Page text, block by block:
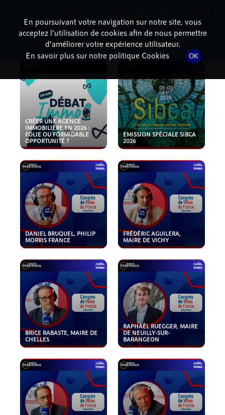
PODCASTS
CRÉER UNE AGENCE
IMMOBILIÈRE EN 2026 :
FOLIE OU FORMIDABLE
OPPORTUNITÉ ?
EMISSION SPÉCIALE SIBCA
2026
DANIEL BRUQUEL, PHILIP
MORRIS FRANCE
FRÉDÉRIC AGUILERA,
MAIRE DE VICHY
BRICE RABASTE, MAIRE DE
CHELLES
RAPHAËL RUEGGER, MAIRE
DE NEUILLY-SUR-
BARANGEON
En poursuivant votre navigation sur notre site, vous
acceptez l’utilisation de cookies afin de nous permettre
d’améliorer votre expérience utilisateur.
En savoir plus sur notre politique Cookies
OK
dessous pour l'installer.
Non merci Télécharger l'application